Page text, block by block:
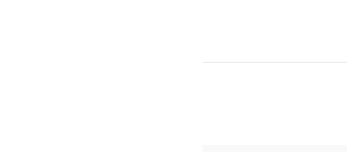
arty supplémentaire à votre